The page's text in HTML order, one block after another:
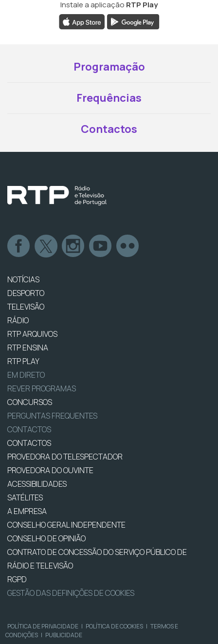
Instale a aplicação RTP Play
Programação
Frequências
Contactos
NOTÍCIAS
DESPORTO
TELEVISÃO
RÁDIO
RTP ARQUIVOS
RTP ENSINA
RTP PLAY
EM DIRETO
REVER PROGRAMAS
CONCURSOS
PERGUNTAS FREQUENTES
CONTACTOS
CONTACTOS
PROVEDORA DO TELESPECTADOR
PROVEDORA DO OUVINTE
ACESSIBILIDADES
SATÉLITES
A EMPRESA
CONSELHO GERAL INDEPENDENTE
CONSELHO DE OPINIÃO
CONTRATO DE CONCESSÃO DO SERVIÇO PÚBLICO DE
RÁDIO E TELEVISÃO
RGPD
GESTÃO DAS DEFINIÇÕES DE COOKIES
POLÍTICA DE PRIVACIDADE | POLÍTICA DE COOKIES | TERMOS E
CONDIÇÕES | PUBLICIDADE